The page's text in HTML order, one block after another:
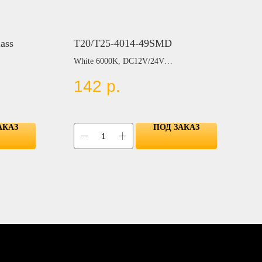
T20/T25-4014-49SMD
White 6000K, DC12V/24V
Цвет:
YELLOW
GREEN
142 р.
ПОД ЗАКАЗ